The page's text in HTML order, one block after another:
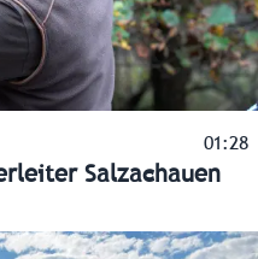
01:28
Salzachauen